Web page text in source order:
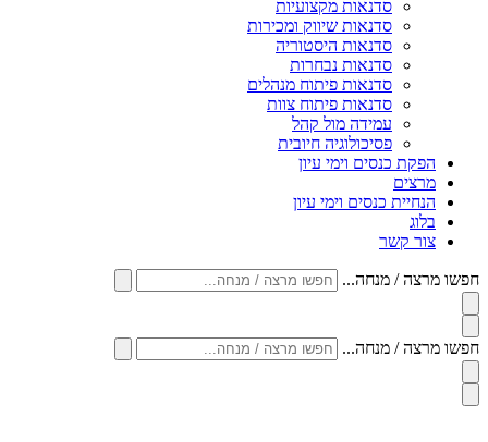
סדנאות מקצועיות
סדנאות שיווק ומכירות
סדנאות היסטוריה
סדנאות נבחרות
סדנאות פיתוח מנהלים
סדנאות פיתוח צוות
עמידה מול קהל
פסיכולוגיה חיובית
הפקת כנסים וימי עיון
מרצים
הנחיית כנסים וימי עיון
בלוג
צור קשר
חפשו מרצה / מנחה...
חפשו מרצה / מנחה...